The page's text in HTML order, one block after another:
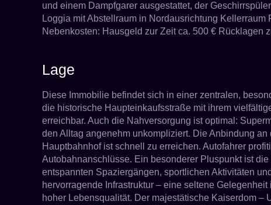
und einem Dampfgarer ausgestattet, der
Loggia mit Abstellraum in Nordausrichtung
Nebenkosten: Hausgeld zur Zeit ca. 500 € Rücklagen
Lage
Diese Immobilie befindet sich in einer zentralen,
die historische Haupteinkaufsstraße mit ihrem
erreichbar. Auch die Nahversorgung ist optimal:
den Alltag angenehm unkompliziert. Die Anbindung
Hauptbahnhof ist schnell zu erreichen. Autofahrer
Autobahnanschlüsse. Ein besonderer Pluspunkt ist
entspannten Spaziergängen, sportlichen Aktivitäten
hervorragende Infrastruktur – eine seltene
hoher Lebensqualität. Der majestätische Kaiserdom –